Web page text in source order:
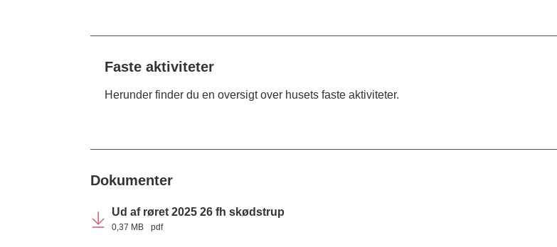
Faste aktiviteter
Herunder finder du en oversigt over husets faste aktiviteter.
Dokumenter
Ud af røret 2025 26 fh skødstrup
0,37 MB pdf